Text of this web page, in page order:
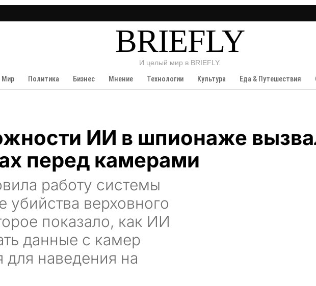
BRIEFLY
И целый мир в BRIEFLY.
Мир Политика Бизнес Мнение Технологии Культура Еда & Путешествия
ИИ в шпионаже
перед камерами
работу системы
убийства верховного
показало, как ИИ
данные с камер
наведения на